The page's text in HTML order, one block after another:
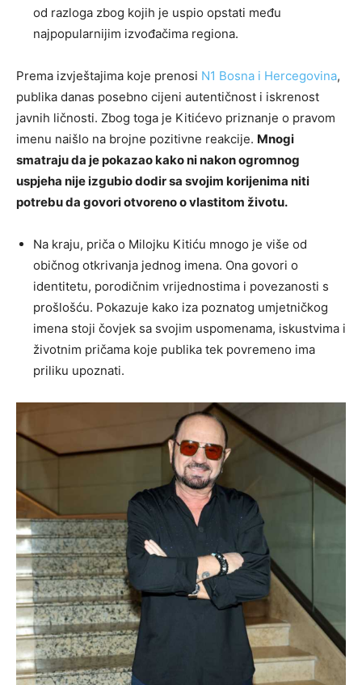
od razloga zbog kojih je uspio opstati među
najpopularnijim izvođačima regiona.
Prema izvještajima koje prenosi N1 Bosna i Hercegovina,
publika danas posebno cijeni autentičnost i iskrenost
javnih ličnosti. Zbog toga je Kitićevo priznanje o pravom
imenu naišlo na brojne pozitivne reakcije. Mnogi
smatraju da je pokazao kako ni nakon ogromnog
uspjeha nije izgubio dodir sa svojim korijenima niti
potrebu da govori otvoreno o vlastitom životu.
Na kraju, priča o Milojku Kitiću mnogo je više od
običnog otkrivanja jednog imena. Ona govori o
identitetu, porodičnim vrijednostima i povezanosti s
prošlošću. Pokazuje kako iza poznatog umjetničkog
imena stoji čovjek sa svojim uspomenama, iskustvima i
životnim pričama koje publika tek povremeno ima
priliku upoznati.